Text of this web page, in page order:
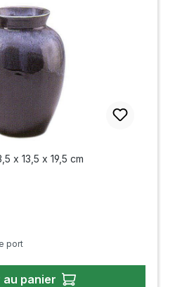
x 13,5 x 19,5 cm
port
panier